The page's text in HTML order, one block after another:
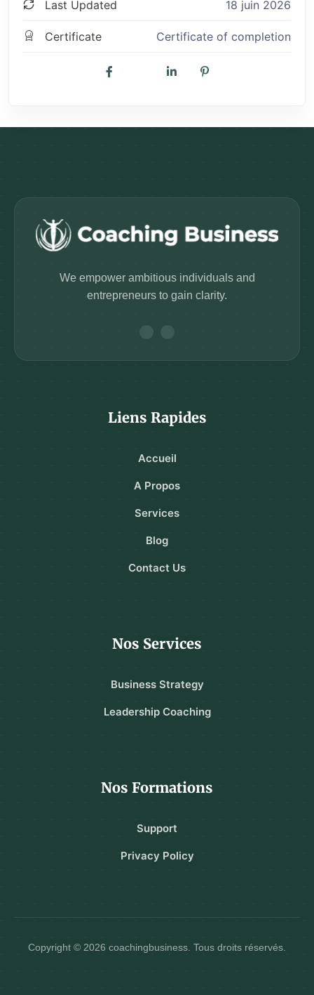
Last Updated 18 juin 2026
Certificate Certificate of completion
We empower ambitious individuals and
entrepreneurs to gain clarity.
Liens Rapides
Accueil
A Propos
Services
Blog
Contact Us
Nos Services
Business Strategy
Leadership Coaching
Nos Formations
Support
Privacy Policy
Copyright © 2026 coachingbusiness. Tous droits réservés.